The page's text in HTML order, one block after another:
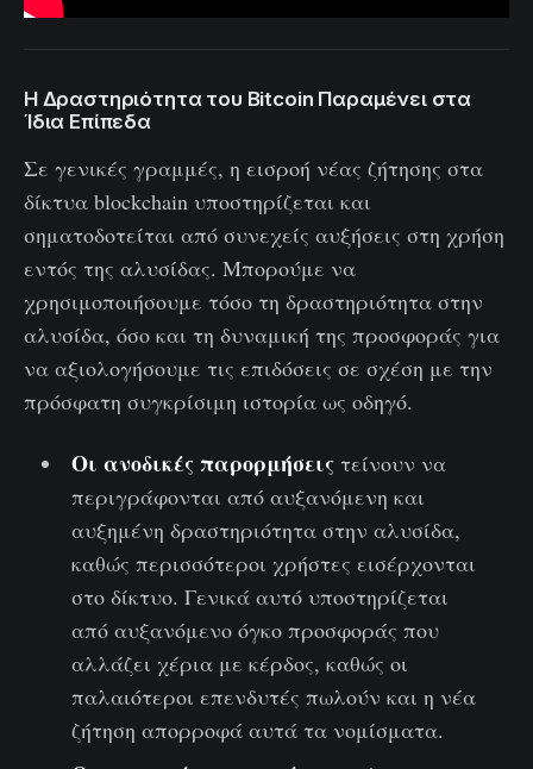
Η Δραστηριότητα του Bitcoin Παραμένει στα
Ίδια Επίπεδα
Σε γενικές γραμμές, η εισροή νέας ζήτησης στα
δίκτυα blockchain υποστηρίζεται και
σηματοδοτείται από συνεχείς αυξήσεις στη χρήση
εντός της αλυσίδας. Μπορούμε να
χρησιμοποιήσουμε τόσο τη δραστηριότητα στην
αλυσίδα, όσο και τη δυναμική της προσφοράς για
να αξιολογήσουμε τις επιδόσεις σε σχέση με την
πρόσφατη συγκρίσιμη ιστορία ως οδηγό.
Οι ανοδικές παρορμήσειςτείνουν να
περιγράφονται από αυξανόμενη και
αυξημένη δραστηριότητα στην αλυσίδα,
καθώς περισσότεροι χρήστες εισέρχονται
στο δίκτυο. Γενικά αυτό υποστηρίζεται
από αυξανόμενο όγκο προσφοράς που
αλλάζει χέρια με κέρδος, καθώς οι
παλαιότεροι επενδυτές πωλούν και η νέα
ζήτηση απορροφά αυτά τα νομίσματα.